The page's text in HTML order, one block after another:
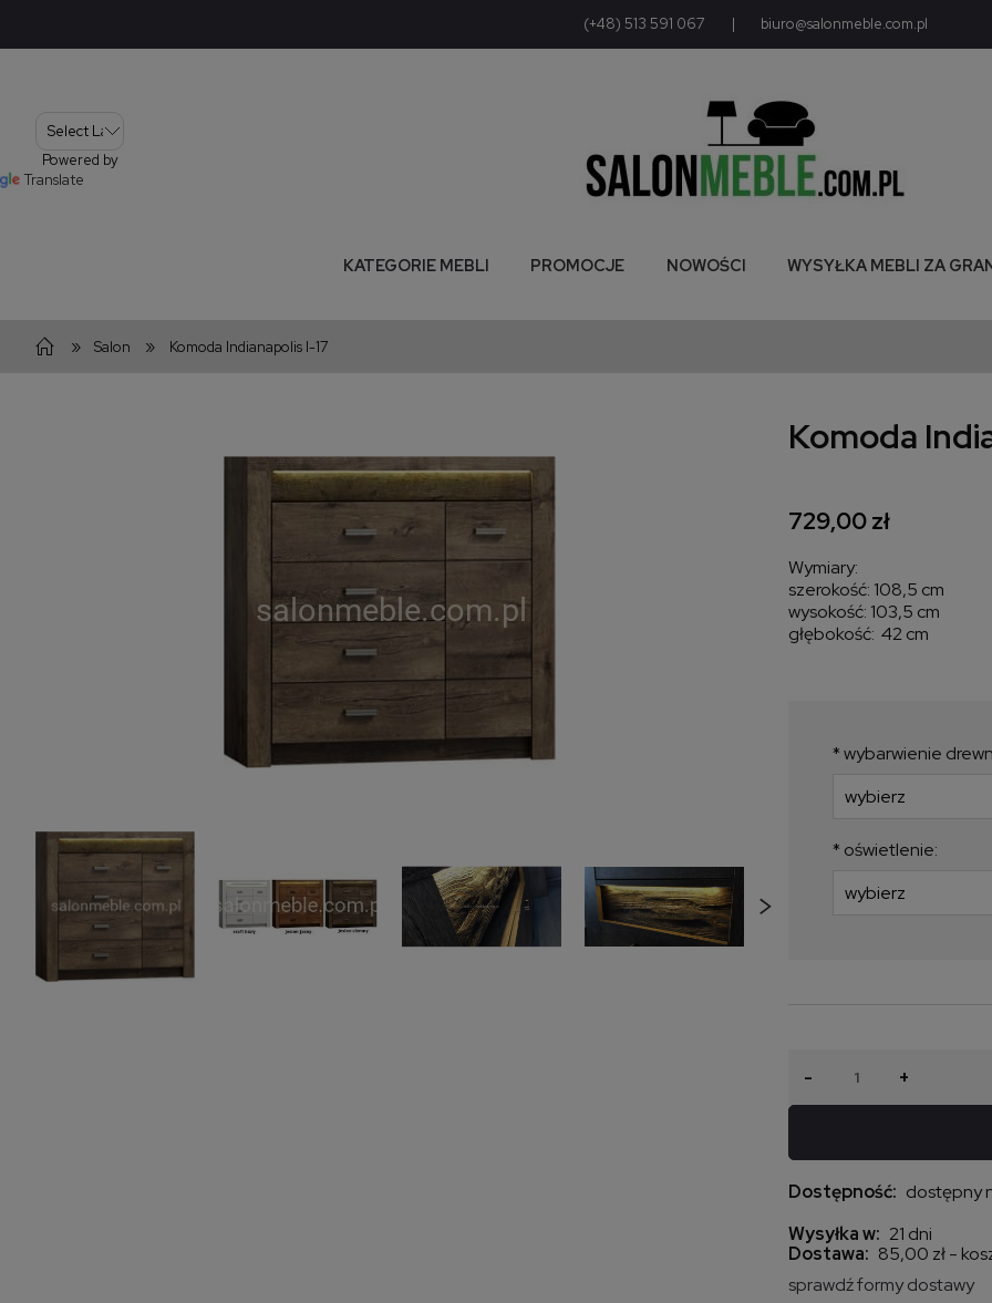
(+48) 513 591 067 | biuro@salonmeble.com.pl
Powered by
Translate
KATEGORIE MEBLI PROMOCJE NOWOŚCI WYSYŁKA MEBLI ZA
» Salon » Komoda Indianapolis I-17
Komoda
729,00 zł
Wymiary:
szerokość: 108,5 cm
wysokość: 103,5 cm
głębokość: 42 cm
*wybarwienie
* oświetlenie:
- +
Dostępność: dostępny
Wysyłka w: 21 dni
Dostawa: 85,00 zł-
sprawdź formy dostawy